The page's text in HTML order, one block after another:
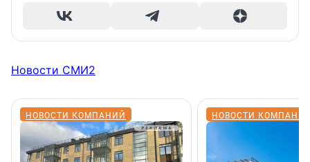
Новости СМИ2
НОВОСТИ КОМПАНИЙ НОВОСТИ